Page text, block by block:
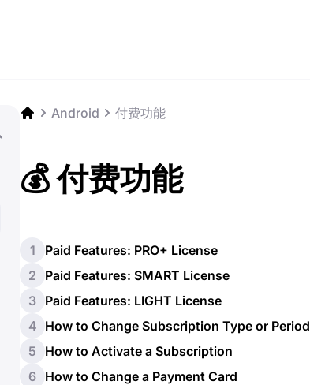
Android 付费功能
💰 付费功能
1
Paid Features: PRO+ License
2
Paid Features: SMART License
3 Paid Features: LIGHT License
4 How to Change Subscription Type or Period
5
How to Activate a Subscription
6 How to Change a Payment Card